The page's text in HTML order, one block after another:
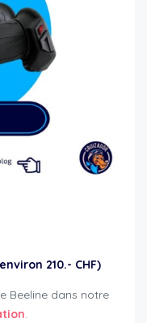
210.- CHF)
Beeline dans notre
.